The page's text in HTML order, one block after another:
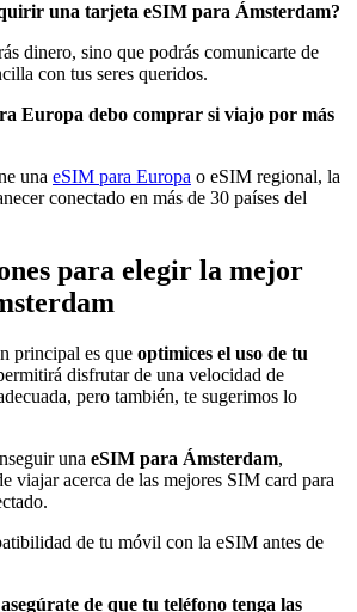
una tarjeta eSIM para Ámsterdam?
dinero, sino que podrás comunicarte de
con tus seres queridos.
Europa debo comprar si viajo por más
una eSIM para Europa o eSIM regional, la
conectado en más de 30 países del
para elegir la mejor
principal es que optimices el uso de tu
disfrutar de una velocidad de
pero también, te sugerimos lo
una eSIM para Ámsterdam,
viajar acerca de las mejores SIM card para
de tu móvil con la eSIM antes de
asegúrate de que tu teléfono tenga las